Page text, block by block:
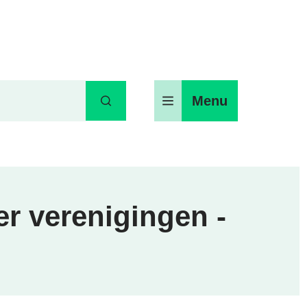
Zoeken
Menu
verenigingen -